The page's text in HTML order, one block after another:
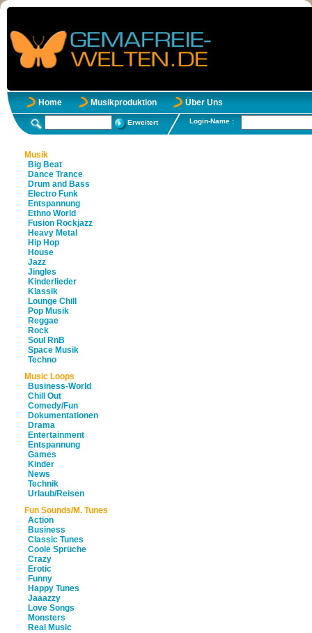
Home Musikproduktion Über Uns
Erweitert Login-Name :
Musik
Big Beat
Dance Trance
Drum and Bass
Electro Funk
Entspannung
Ethno World
Fusion Rockjazz
Heavy Metal
Hip Hop
House
Jazz
Jingles
Kinderlieder
Klassik
Lounge Chill
Pop Musik
Reggae
Rock
Soul RnB
Space Musik
Techno
Music Loops
Business-World
Chill Out
Comedy/Fun
Dokumentationen
Drama
Entertainment
Entspannung
Games
Kinder
News
Technik
Urlaub/Reisen
Fun Sounds/M. Tunes
Action
Business
Classic Tunes
Coole Sprüche
Crazy
Erotic
Funny
Happy Tunes
Jaaazzy
Love Songs
Monsters
Real Music